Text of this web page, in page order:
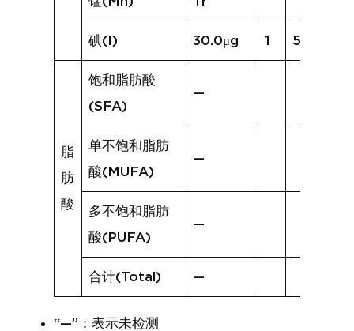
碘(I) 30.0μg 1 5.9μg
脂
肪
酸
饱和脂肪酸
(SFA)
—
单不饱和脂肪
酸(MUFA)
—
多不饱和脂肪
酸(PUFA)
—
合计(Total) —
“—”：表示未检测